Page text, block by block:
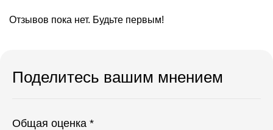
Отзывов пока нет. Будьте первым!
Поделитесь вашим мнением
Общая оценка *